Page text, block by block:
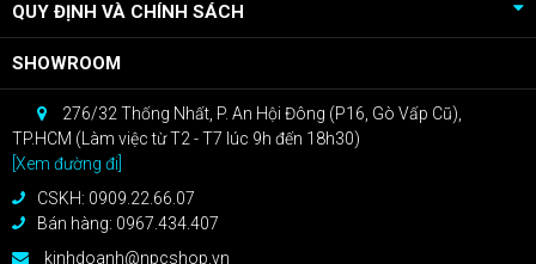
QUY ĐỊNH VÀ CHÍNH SÁCH
SHOWROOM
276/32 Thống Nhất, P. An Hội Đông (P16, Gò Vấp Cũ),
TP.HCM (Làm việc từ T2 - T7 lúc 9h đến 18h30)
[Xem đường đi]
CSKH: 0909.22.66.07
Bán hàng: 0967.434.407
kinhdoanh@npcshop.vn